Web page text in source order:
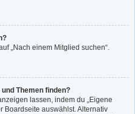
„Nach einem Mitglied suchen“.
Themen finden?
lassen, indem du „Eigene
Boardseite auswählst. Alternativ